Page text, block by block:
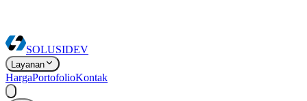
SOLUSIDEV
Layanan
HargaPortofolioKontak